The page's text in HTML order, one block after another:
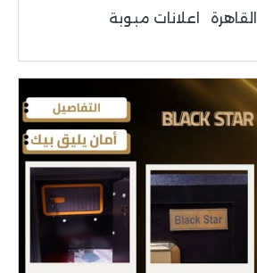
القاهرة
اعلانات مبوبة